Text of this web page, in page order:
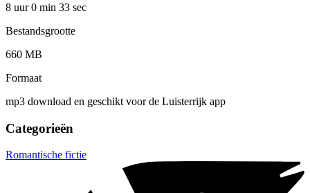
8 uur 0 min 33 sec
Bestandsgrootte
660 MB
Formaat
mp3 download en geschikt voor de Luisterrijk app
Categorieën
Romantische fictie